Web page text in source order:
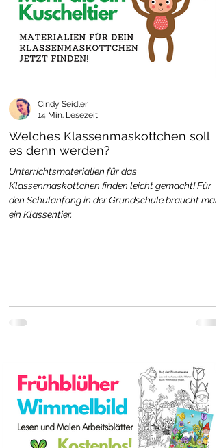
Welches Klassenmaskottchen soll
es denn werden?
Unterrichtsmaterialien für das
Klassenmaskottchen finden leicht gemacht! Für
den Schulanfang in der Grundschule braucht man
ein Klassentier.
Cindy Seidler
14 Min. Lesezeit